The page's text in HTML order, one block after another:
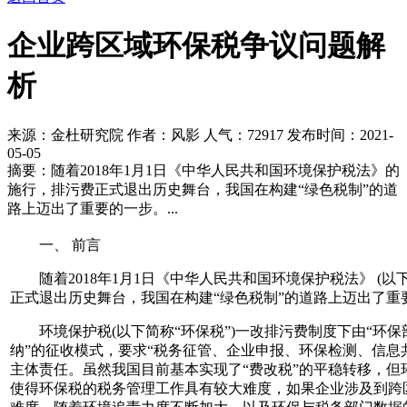
企业跨区域环保税争议问题解
析
来源：金杜研究院 作者：风影 人气： 72917 发布时间：2021-
05-05
摘要：随着2018年1月1日《中华人民共和国环境保护税法》的
施行，排污费正式退出历史舞台，我国在构建“绿色税制”的道
路上迈出了重要的一步。...
一、 前言
随着2018年1月1日《中华人民共和国环境保护税法》 (以
正式退出历史舞台，我国在构建“绿色税制”的道路上迈出了重
环境保护税(以下简称“环保税”)一改排污费制度下由“环保
纳”的征收模式，要求“税务征管、企业申报、环保检测、信
主体责任。虽然我国目前基本实现了“费改税”的平稳转移，
使得环保税的税务管理工作具有较大难度，如果企业涉及到